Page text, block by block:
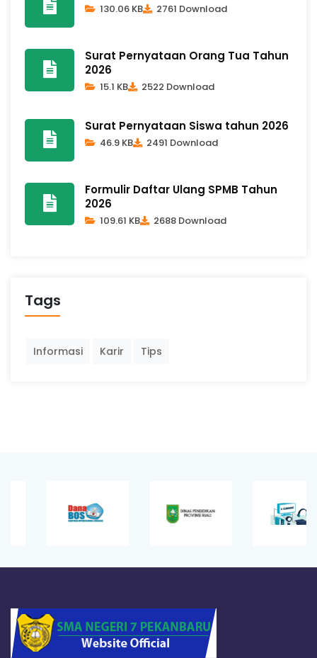
130.06 KB 2761 Download
Surat Pernyataan Orang Tua Tahun
2026
15.1 KB 2522 Download
Surat Pernyataan Siswa tahun 2026
46.9 KB 2491 Download
Formulir Daftar Ulang SPMB Tahun
2026
109.61 KB 2688 Download
Tags
Informasi Karir Tips